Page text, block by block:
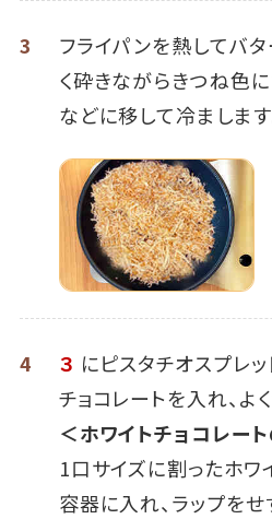
3 フライパンを熱してバタ
く砕きながらきつね色
などに移して冷まします
4 ３ にピスタチオスプレ
チョコレートを入れ、よ
＜ホワイトチョコレー
1口サイズに割ったホワ
容器に入れ、ラップを